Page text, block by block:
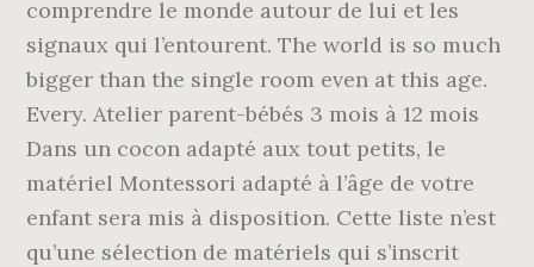
comprendre le monde autour de lui et les
signaux qui l’entourent. The world is so much
bigger than the single room even at this age.
Every. Atelier parent-bébés 3 mois à 12 mois
Dans un cocon adapté aux tout petits, le
matériel Montessori adapté à l’âge de votre
enfant sera mis à disposition. Cette liste n’est
qu’une sélection de matériels qui s’inscrit